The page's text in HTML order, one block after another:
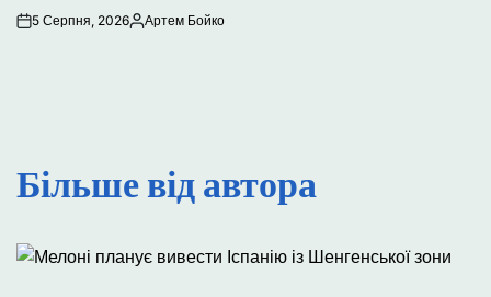
5 Серпня, 2026Опубліковано
Артем Бойко
Більше від автора